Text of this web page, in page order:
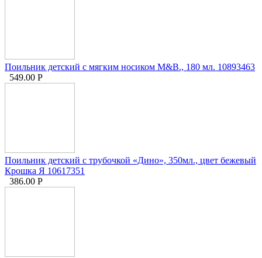
Поильник детский с мягким носиком M&B., 180 мл. 10893463
549.00 Р
Поильник детский с трубочкой «Дино», 350мл., цвет бежевый
Крошка Я 10617351
386.00 Р